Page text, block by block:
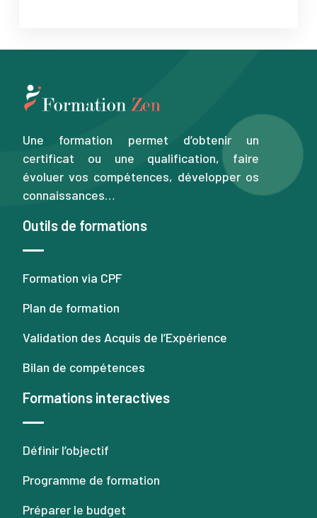
Une formation permet d’obtenir un
certificat ou une qualification, faire
évoluer vos compétences, développer os
connaissances…
Outils de formations
Formation via CPF
Plan de formation
Validation des Acquis de l’Expérience
Bilan de compétences
Formations interactives
Définir l’objectif
Programme de formation
Préparer le budget